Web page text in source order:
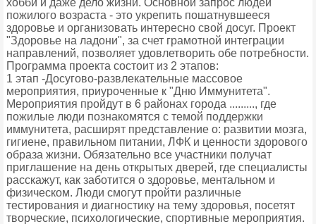
хобби и даже дело жизни. Основной запрос людей
пожилого возраста - это укрепить пошатнувшееся
здоровье и организовать интересно свой досуг. Проект
"Здоровье на ладони", за счет грамотной интеграции
направлений, позволяет удовлетворить обе потребности.
Программа проекта состоит из 2 этапов:
1 этап -Досугово-развлекательные массовое
мероприятия, приуроченные к "Дню Иммунитета".
Мероприятия пройдут в 6 районах города ........., где
пожилые люди познакомятся с темой поддержки
иммунитета, расширят представление о: развитии мозга,
гигиене, правильном питании, ЛФК и ценности здорового
образа жизни. Обязательно все участники получат
приглашение на день открытых дверей, где специалисты
расскажут, как заботится о здоровье, ментальном и
физическом. Люди смогут пройти различные
тестирования и диагностику на тему здоровья, посетят
творческие, психологические, спортивные мероприятия.